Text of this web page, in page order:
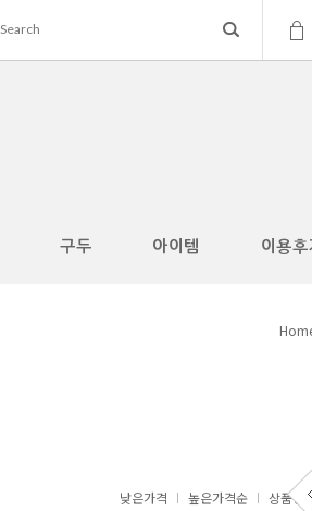
구두 아이템 이용후
낮은가격 높은가격순 상품명